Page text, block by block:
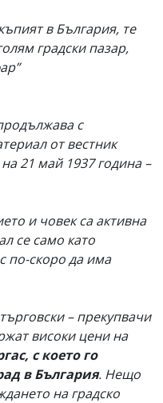
в България, те
градски пазар,
с
от вестник
21 май 1937 година –
и човек са активна
се само като
по-скоро да има
– прекупвачи
високи цени на
с което го
в България. Нещо
на градско